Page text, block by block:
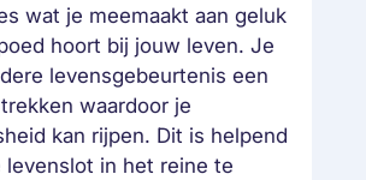
wat je meemaakt aan geluk
hoort bij jouw leven. Je
levensgebeurtenis een
waardoor je
kan rijpen. Dit is helpend
levenslot in het reine te